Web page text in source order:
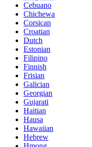
Cebuano
Chichewa
Corsican
Croatian
Dutch
Estonian
Filipino
Finnish
Frisian
Galician
Georgian
Gujarati
Haitian
Hausa
Hawaiian
Hebrew